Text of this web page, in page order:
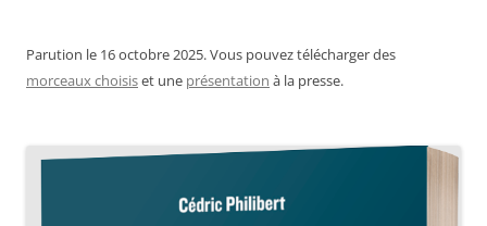
Parution le 16 octobre 2025. Vous pouvez télécharger des
morceaux choisiset une présentation à la presse.